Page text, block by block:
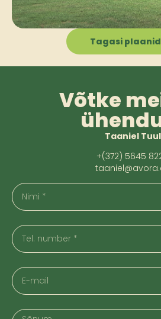
Tagasi
Võtke
Taaniel Tuul
+(372) 5645